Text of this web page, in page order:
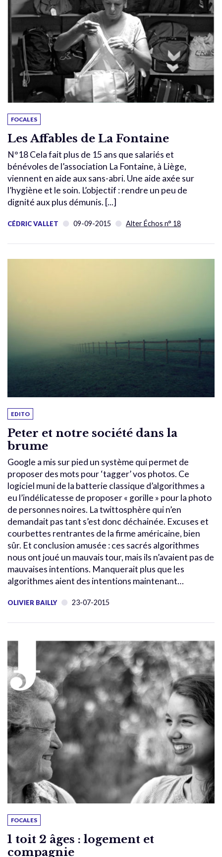
FOCALES
Les Affables de La Fontaine
N°18 Cela fait plus de 15 ans que salariés et
bénévoles de l’association La Fontaine, à Liège,
viennent en aide aux sans-abri. Une aide axée sur
l’hygiène et le soin. L’objectif : rendre un peu de
dignité aux plus démunis. [...]
CÉDRIC VALLET 09-09-2015 Alter Échos n° 18
EDITO
Peter et notre société dans la
brume
Google a mis sur pied un système qui permet de
proposer des mots pour ‘tagger’ vos photos. Ce
logiciel muni de la batterie classique d’algorithmes a
eu l’indélicatesse de proposer « gorille » pour la photo
de personnes noires. La twittosphère qui n’en
demandait pas tant s’est donc déchainée. Excuses et
courbettes rentrantes de la firme américaine, bien
sûr. Et conclusion amusée : ces sacrés algorithmes
nous ont joué un mauvais tour, mais ils n’avaient pas de
mauvaises intentions. Manquerait plus que les
algorithmes aient des intentions maintenant…
OLIVIER BAILLY 23-07-2015
FOCALES
1 toit 2 âges : logement et
compagnie